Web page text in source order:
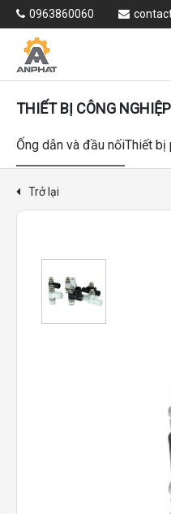
0963860060
THIẾT BỊ CÔNG NGHIỆP
Ống dẫn và đầu nốiThiết bị
Trở lại